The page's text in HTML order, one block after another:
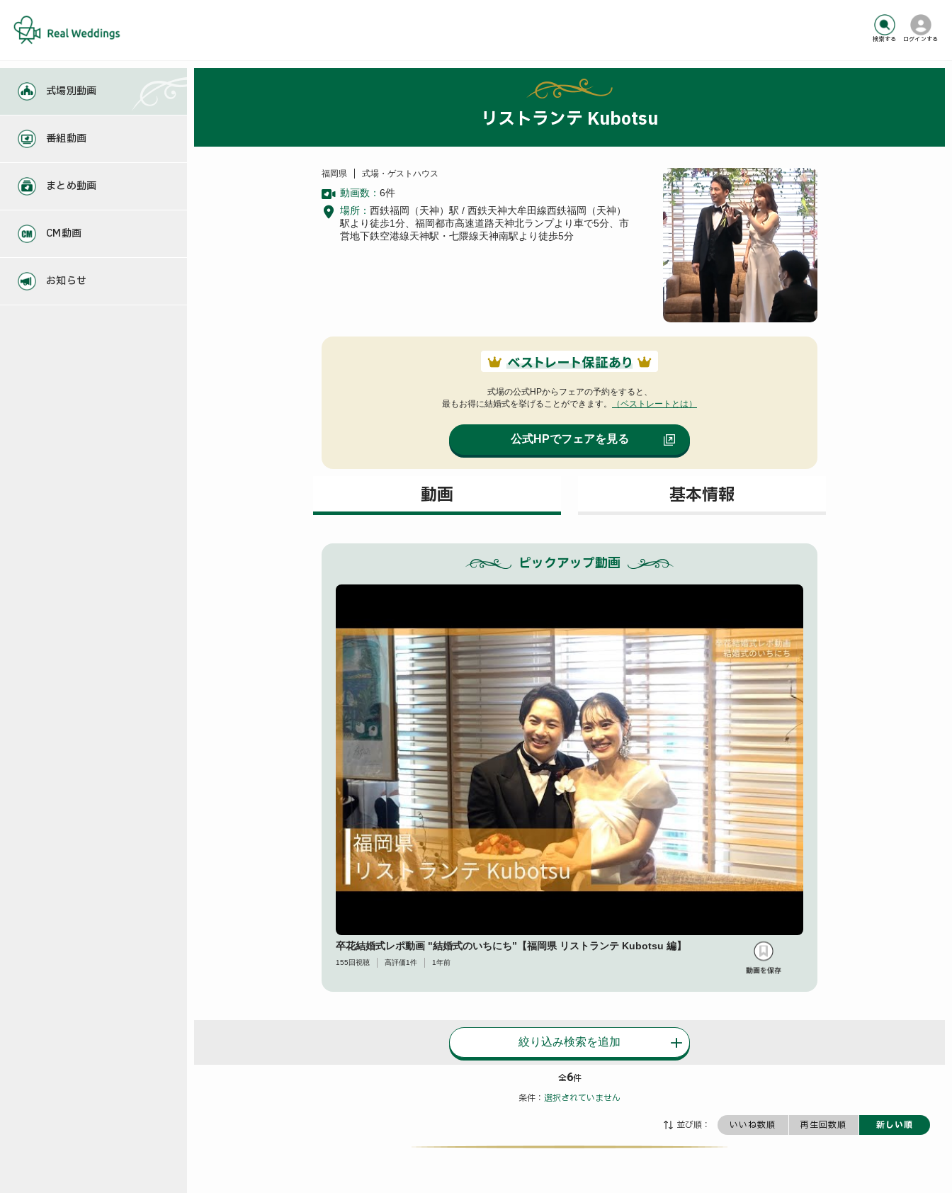
検索する ログインする
式場別動画
番組動画
まとめ動画
CM動画
お知らせ
リストランテ Kubotsu
福岡県 式場・ゲストハウス
動画数： 6件
場所： 西鉄福岡（天神）駅 / 西鉄天神大牟田線西鉄福岡（天神）
駅より徒歩1分、福岡都市高速道路天神北ランプより車で5分、市
営地下鉄空港線天神駅・七隈線天神南駅より徒歩5分
式場の公式HPからフェアの予約をすると、
最もお得に結婚式を挙げることができます。
（ベストレートとは）
公式HPでフェアを見る
動画 基本情報
ピックアップ動画
卒花結婚式レポ動画 "結婚式のいちにち”【福岡県 リストランテ Kubotsu 編】
155 回視聴 高評価1件 1年前
絞り込み検索を追加
全6件
条件： 選択されていません
並び順： いいね数順 再生回数順 新しい順